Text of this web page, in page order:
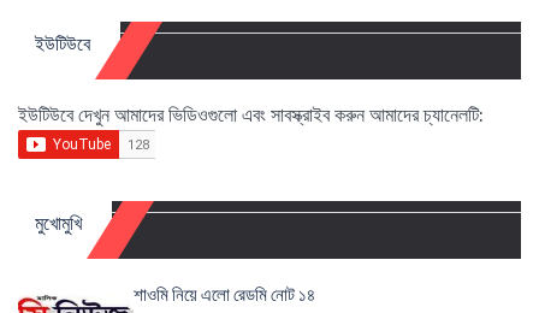
ইউটিউবে
ইউটিউবে দেখুন আমাদের ভিডিওগুলো এবং সাবস্ক্রাইব করুন আমাদের চ্যানেলটি:
মুখোমুখি
শাওমি নিয়ে এলো রেডমি নোট ১৪